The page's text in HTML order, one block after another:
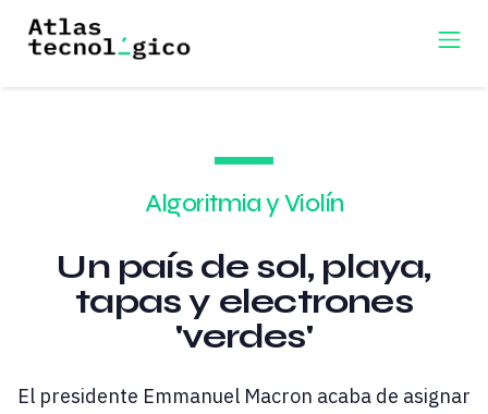
Algoritmia y Violín
Un país de sol, playa,
tapas y electrones
'verdes'
El presidente Emmanuel Macron acaba de asignar